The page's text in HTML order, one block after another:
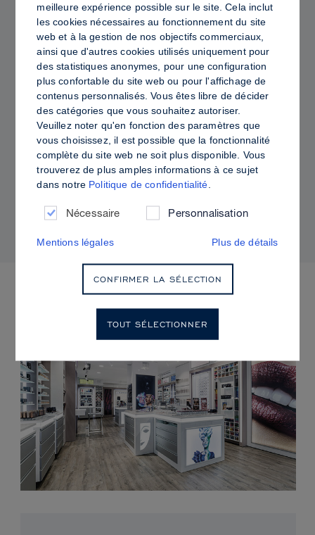
PRO TIPS
Peau Lumineuse vs Peau Grasse :
Comment utiliser Sculpt & Glow pour un fini
radieux à la brillance contrôlée
PROCHAINS ÉVÈNEMENTS
meilleure expérience possible sur le site. Cela inclut
les cookies nécessaires au fonctionnement du site
web et à la gestion de nos objectifs commerciaux,
ainsi que d'autres cookies utilisés uniquement pour
des statistiques anonymes, pour une configuration
plus confortable du site web ou pour l'affichage de
contenus personnalisés. Vous êtes libre de décider
des catégories que vous souhaitez autoriser.
Veuillez noter qu'en fonction des paramètres que
vous choisissez, il est possible que la fonctionnalité
complète du site web ne soit plus disponible. Vous
trouverez de plus amples informations à ce sujet
dans notre Politique de confidentialité
Nécessaire Personnalisation
Mentions légales Plus de détails
CONFIRMER LA SÉLECTION
TOUT SÉLECTIONNER